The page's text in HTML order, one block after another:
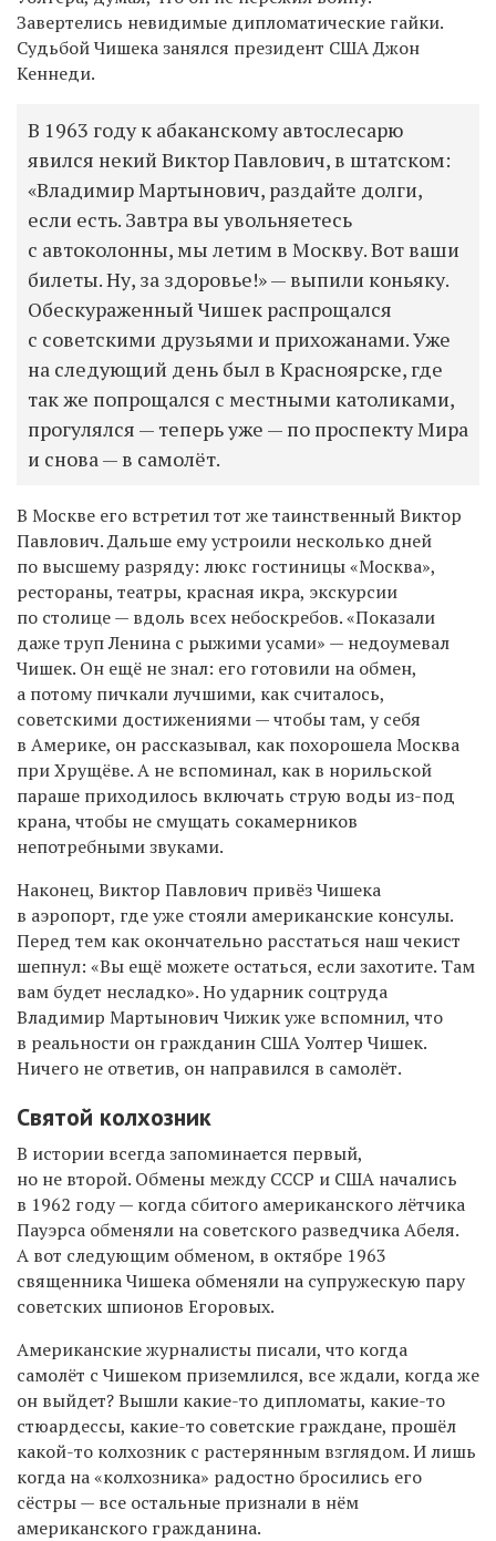
Завертелись невидимые дипломатические гайки.
Судьбой Чишека занялся президент США Джон
Кеннеди.
В 1963 году к абаканскому автослесарю
явился некий Виктор Павлович, в штатском:
«Владимир Мартынович, раздайте долги,
если есть. Завтра вы увольняетесь
с автоколонны, мы летим в Москву. Вот ваши
билеты. Ну, за здоровье!» — выпили коньяку.
Обескураженный Чишек распрощался
с советскими друзьями и прихожанами. Уже
на следующий день был в Красноярске, где
так же попрощался с местными католиками,
прогулялся — теперь уже — по проспекту Мира
и снова — в самолёт.
В Москве его встретил тот же таинственный Виктор
Павлович. Дальше ему устроили несколько дней
по высшему разряду: люкс гостиницы «Москва»,
рестораны, театры, красная икра, экскурсии
по столице — вдоль всех небоскребов. «Показали
даже труп Ленина с рыжими усами» — недоумевал
Чишек. Он ещё не знал: его готовили на обмен,
а потому пичкали лучшими, как считалось,
советскими достижениями — чтобы там, у себя
в Америке, он рассказывал, как похорошела Москва
при Хрущёве. А не вспоминал, как в норильской
параше приходилось включать струю воды из-под
крана, чтобы не смущать сокамерников
непотребными звуками.
Наконец, Виктор Павлович привёз Чишека
в аэропорт, где уже стояли американские консулы.
Перед тем как окончательно расстаться наш чекист
шепнул: «Вы ещё можете остаться, если захотите. Там
вам будет несладко». Но ударник соцтруда
Владимир Мартынович Чижик уже вспомнил, что
в реальности он гражданин США Уолтер Чишек.
Ничего не ответив, он направился в самолёт.
Святой колхозник
В истории всегда запоминается первый,
но не второй. Обмены между СССР и США начались
в 1962 году — когда сбитого американского лётчика
Пауэрса обменяли на советского разведчика Абеля.
А вот следующим обменом, в октябре 1963
священника Чишека обменяли на супружескую пару
советских шпионов Егоровых.
Американские журналисты писали, что когда
самолёт с Чишеком приземлился, все ждали, когда же
он выйдет? Вышли какие-то дипломаты, какие-то
стюардессы, какие-то советские граждане, прошёл
какой-то колхозник с растерянным взглядом. И лишь
когда на «колхозника» радостно бросились его
сёстры — все остальные признали в нём
американского гражданина.